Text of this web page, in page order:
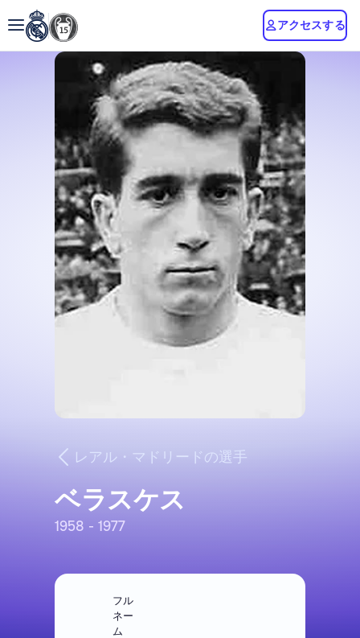
アクセスする
レアル・マドリードの選手
ベラスケス
1958 - 1977
フル
ネー
ム